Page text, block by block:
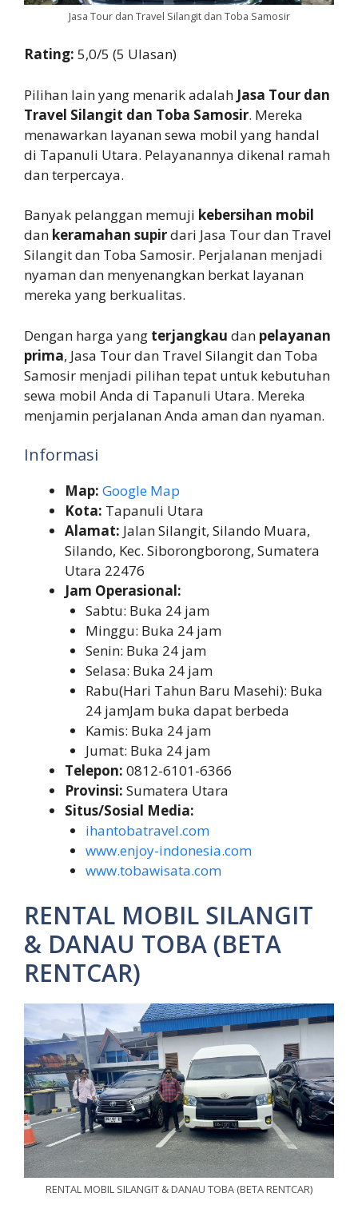
Jasa Tour dan Travel Silangit dan Toba Samosir
Rating: 5,0/5 (5 Ulasan)
Pilihan lain yang menarik adalah Jasa Tour dan
Travel Silangit dan Toba Samosir. Mereka
menawarkan layanan sewa mobil yang handal
di Tapanuli Utara. Pelayanannya dikenal ramah
dan terpercaya.
Banyak pelanggan memuji kebersihan mobil
dan keramahan supirdari Jasa Tour dan Travel
Silangit dan Toba Samosir. Perjalanan menjadi
nyaman dan menyenangkan berkat layanan
mereka yang berkualitas.
Dengan harga yang terjangkau dan pelayanan
prima, Jasa Tour dan Travel Silangit dan Toba
Samosir menjadi pilihan tepat untuk kebutuhan
sewa mobil Anda di Tapanuli Utara. Mereka
menjamin perjalanan Anda aman dan nyaman.
Informasi
Map: Google Map
Kota: Tapanuli Utara
Alamat: Jalan Silangit, Silando Muara,
Silando, Kec. Siborongborong, Sumatera
Utara 22476
Jam Operasional:
Sabtu: Buka 24 jam
Minggu: Buka 24 jam
Senin: Buka 24 jam
Selasa: Buka 24 jam
Rabu(Hari Tahun Baru Masehi): Buka
24 jamJam buka dapat berbeda
Kamis: Buka 24 jam
Jumat: Buka 24 jam
Telepon: 0812-6101-6366
Provinsi: Sumatera Utara
Situs/Sosial Media:
ihantobatravel.com
www.enjoy-indonesia.com
www.tobawisata.com
RENTAL MOBIL SILANGIT
& DANAU TOBA (BETA
RENTCAR)
RENTAL MOBIL SILANGIT & DANAU TOBA (BETA RENTCAR)